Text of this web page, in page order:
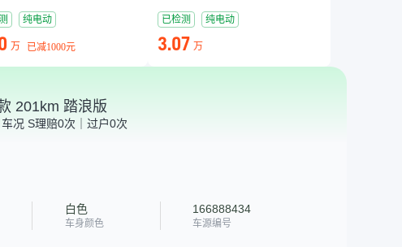
纯电动
万 已减1000元
已检测 纯电动
3.07 万
201km 踏浪版
车况 S理赔0次｜过户0次
白色
车身颜色
166888434
车源编号